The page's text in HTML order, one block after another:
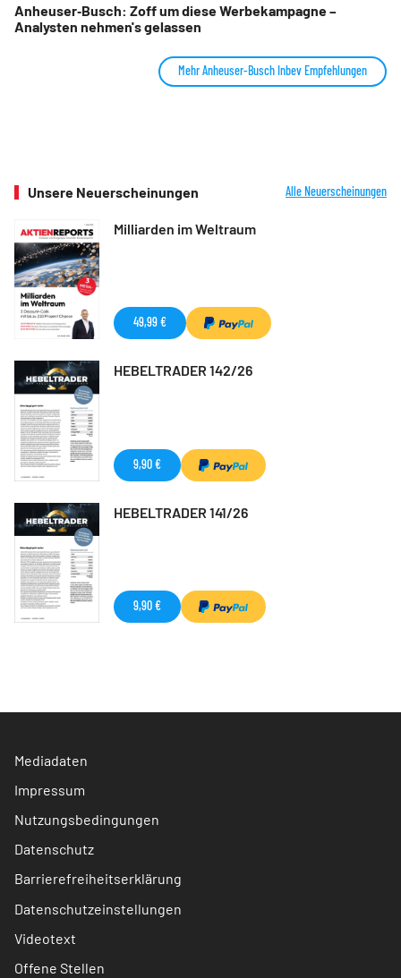
Anheuser‑Busch: Zoff um diese Werbekampagne –
Analysten nehmen's gelassen
Mehr Anheuser-Busch Inbev Empfehlungen
Unsere Neuerscheinungen Alle Neuerscheinungen
Milliarden im Weltraum
49,99 €
HEBELTRADER 142/26
9,90 €
HEBELTRADER 141/26
9,90 €
Mediadaten
Impressum
Nutzungsbedingungen
Datenschutz
Barrierefreiheitserklärung
Datenschutzeinstellungen
Videotext
Offene Stellen